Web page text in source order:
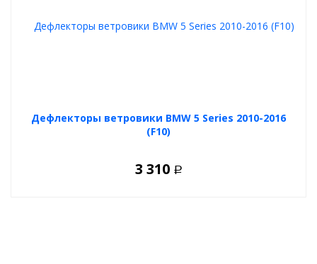
Дефлекторы ветровики BMW 5 Series 2010-2016
(F10)
3 310 Р